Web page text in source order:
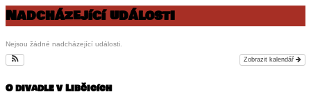
Nadcházející události
Nejsou žádné nadcházející události.
Zobrazit kalendář
O divadle v Libčicích